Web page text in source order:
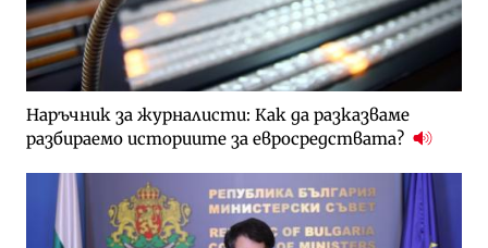
Наръчник за журналисти: Как да разказваме
разбираемо историите за евросредствата?